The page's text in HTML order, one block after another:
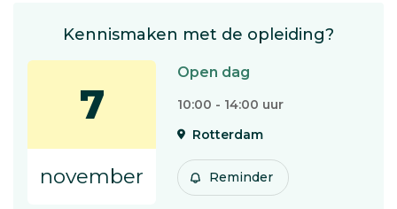
Kennismaken met de opleiding?
7
november
Open dag
10:00 - 14:00 uur
Rotterdam
Reminder